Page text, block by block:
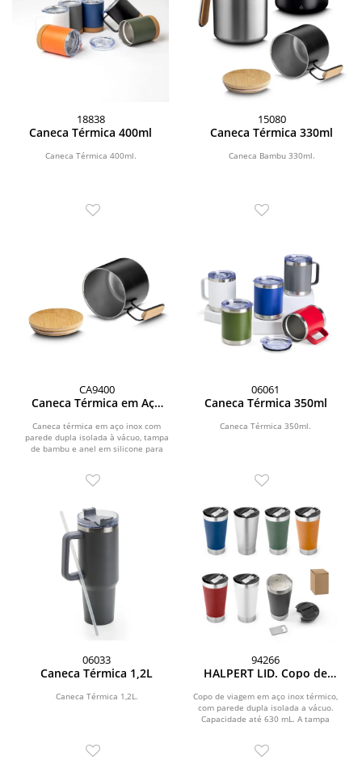
18838
Caneca Térmica 400ml
Caneca Térmica 400ml.
15080
Caneca Térmica 330ml
Caneca Bambu 330ml.
CA9400
Caneca Térmica em Aço
Caneca térmica em aço inox com
parede dupla isolada à vácuo, tampa
de bambu e anel em silicone para
06061
Caneca Térmica 350ml
Caneca Térmica 350ml.
06033
Caneca Térmica 1,2L
Caneca Térmica 1,2L.
94266
HALPERT LID. Copo de
térmico, com parede
dupla isolada a vácuo
(630 mL)
Copo de viagem em aço inox térmico,
com parede dupla isolada a vácuo.
Capacidade até 630 mL. A tampa